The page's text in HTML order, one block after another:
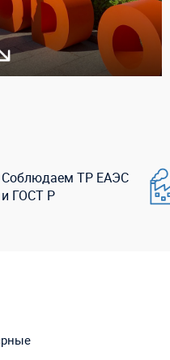
Соблюдаем ТР ЕАЭС
и ГОСТ Р